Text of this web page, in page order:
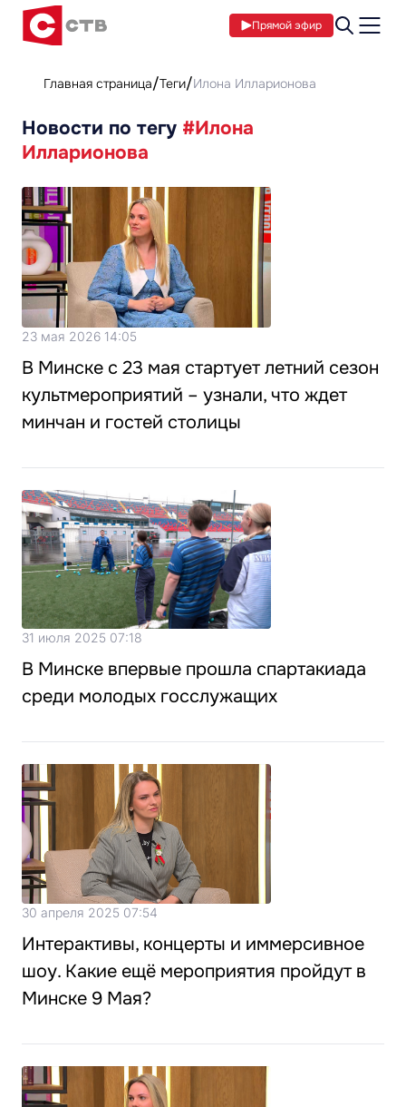
Прямой эфир
Главная страница Теги Илона Илларионова
Новости по тегу #Илона
Илларионова
23 мая 2026 14:05
В Минске с 23 мая стартует летний сезон
культмероприятий – узнали, что ждет
минчан и гостей столицы
31 июля 2025 07:18
В Минске впервые прошла спартакиада
среди молодых госслужащих
30 апреля 2025 07:54
Интерактивы, концерты и иммерсивное
шоу. Какие ещё мероприятия пройдут в
Минске 9 Мая?